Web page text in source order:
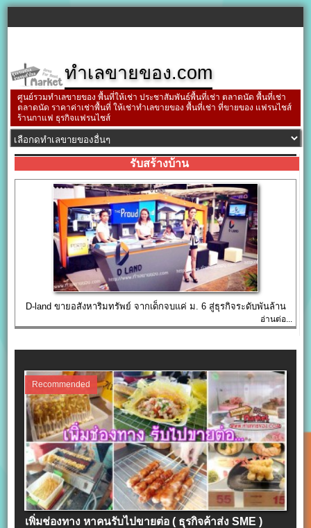
ทำเลขายของ.com
ศูนย์รวมทำเลขายของ พื้นที่ให้เช่า ประชาสัมพันธ์พื้นที่เช่า ตลาดนัด พื้นที่เช่า
ตลาดนัด ราคาค่าเช่าพื้นที่ ให้เช่าทำเลขายของ พื้นที่เช่า ที่ขายของ แฟรนไชส์
ร้านกาแฟ ธุรกิจแฟรนไชส์
รับสร้างบ้าน
D-land ขายอสังหาริมทรัพย์ จากเด็กจบแค่ ม. 6 สู่ธุรกิจระดับพันล้าน
อ่านต่อ...
Recommended
เพิ่มช่องทาง หาคนรับไปขายต่อ ( ธุรกิจค้าส่ง SME )